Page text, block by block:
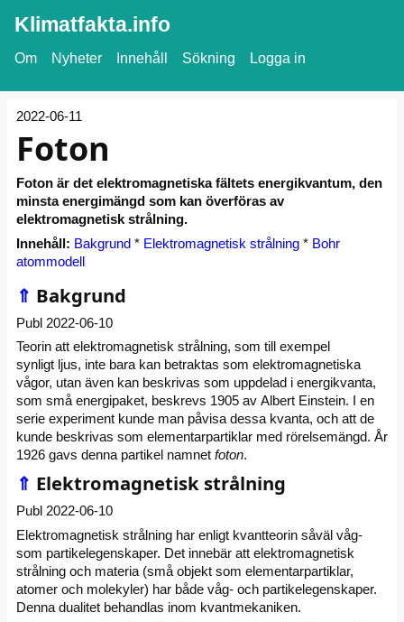
Klimatfakta.info
Om Nyheter Innehåll Sökning Logga in
2022-06-11
Foton
Foton är det elektromagnetiska fältets energikvantum, den
minsta energimängd som kan överföras av
elektromagnetisk strålning.
Innehåll: Bakgrund * Elektromagnetisk strålning * Bohr
atommodell
⇑ Bakgrund
Publ 2022-06-10
Teorin att elektromagnetisk strålning, som till exempel
synligt ljus, inte bara kan betraktas som elektromagnetiska
vågor, utan även kan beskrivas som uppdelad i energikvanta,
som små energipaket, beskrevs 1905 av Albert Einstein. I en
serie experiment kunde man påvisa dessa kvanta, och att de
kunde beskrivas som elementar­partiklar med rörelsemängd. År
1926 gavs denna partikel namnet foton.
⇑ Elektromagnetisk strålning
Publ 2022-06-10
Elektromagnetisk strålning har enligt kvantteorin såväl våg-
som partikel­egenskaper. Det innebär att elektro­magnetisk
strålning och materia (små objekt som elementarpartiklar,
atomer och molekyler) har både våg- och partikelegenskaper.
Denna dualitet behandlas inom kvantmekaniken.